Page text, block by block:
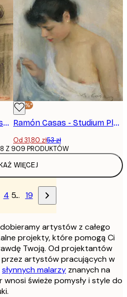
Ramón Casas - Mademoiselle Clo-Clo Plakat
-40%*
Ramón Casas - Studium Plakat
Od 31,80 zł53 zł
WIĘCEJ
Z 909 PRODUKTÓW
4 … 19
artystów z całego
projekty, które pomogą Ci
Twoją. Od projektantów
artystów pracujących w
słynnych malarzy znanych na
świeże pomysły i style do